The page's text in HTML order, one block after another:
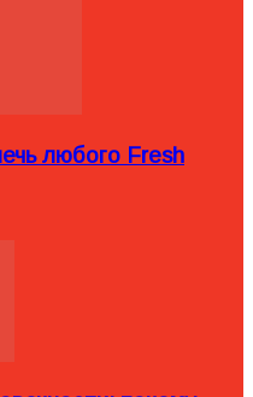
любого Fresh